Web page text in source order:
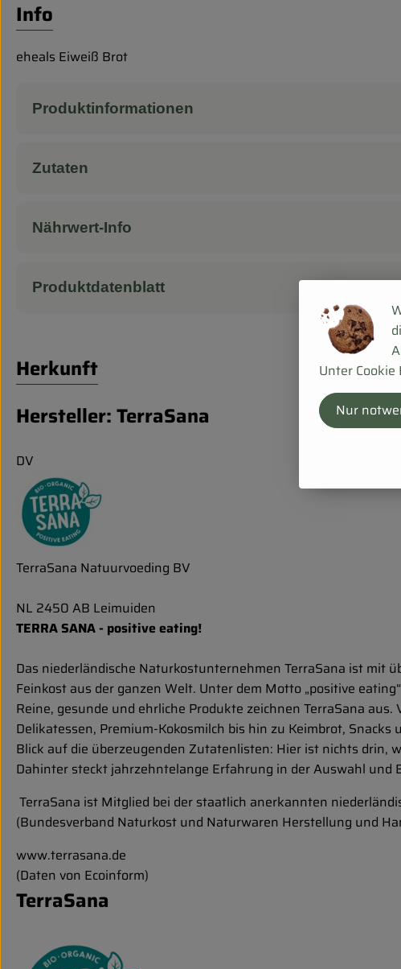
Info
eheals Eiweiß Brot
Produktinformationen
Zutaten
Nährwert-Info
Produktdatenblatt
Herkunft
Hersteller: TerraSana
DV
TerraSana Natuurvoeding BV
NL 2450 AB Leimuiden
TERRA SANA - positive eating!
Das niederländische Naturkostunternehmen TerraSana ist mit
Feinkost aus der ganzen Welt. Unter dem Motto „positive
Reine, gesunde und ehrliche Produkte zeichnen TerraSana
Delikatessen, Premium-Kokosmilch bis hin zu Keimbrot,
Blick auf die überzeugenden Zutatenlisten: Hier ist nichts drin,
Dahinter steckt jahrzehntelange Erfahrung in der Auswahl
TerraSana ist Mitglied bei der staatlich anerkannten
(Bundesverband Naturkost und Naturwaren Herstellung und
www.terrasana.de
(Daten von Ecoinform)
TerraSana
Unter
Nur